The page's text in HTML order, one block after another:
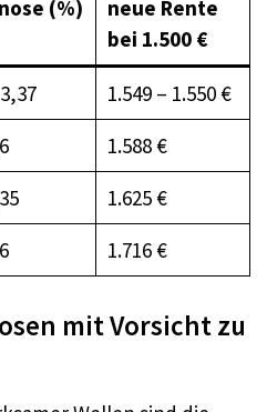
(%)
neue Rente
bei 1.500 €
1.549 – 1.550 €
1.588 €
1.625 €
1.716 €
mit Vorsicht zu